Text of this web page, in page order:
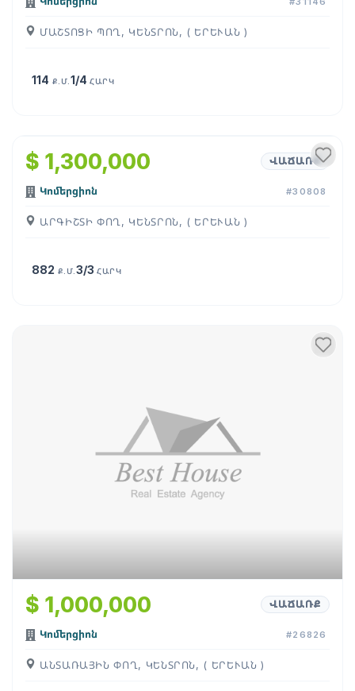
ՄԱՇՏՈՑԻ ՊՈՂ, ԿԵՆՏՐՈՆ, ( ԵՐԵՒԱՆ )
114 Ք.Մ.1/4ՀԱՐԿ
$ 1,300,000 ՎԱՃԱՌՔ
Կոմերցիոն #30808
ԱՐԳԻՇՏԻ ՓՈՂ, ԿԵՆՏՐՈՆ, ( ԵՐԵՒԱՆ )
882 Ք.Մ.3/3ՀԱՐԿ
$ 1,000,000 ՎԱՃԱՌՔ
Կոմերցիոն #26826
ԱՆՏԱՌԱՅԻՆ ՓՈՂ, ԿԵՆՏՐՈՆ, ( ԵՐԵՒԱՆ )